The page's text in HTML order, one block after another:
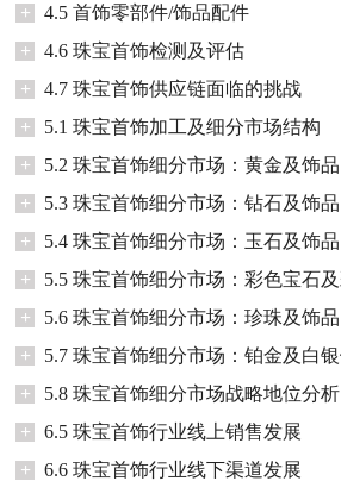
+
4.5 首饰零部件/饰品配件
+
4.6 珠宝首饰检测及评估
+
4.7 珠宝首饰供应链面临的挑战
+
5.1 珠宝首饰加工及细分市场结构
+
5.2 珠宝首饰细分市场：黄金及饰品
+
5.3 珠宝首饰细分市场：钻石及饰品
+
5.4 珠宝首饰细分市场：玉石及饰品
+
5.5 珠宝首饰细分市场：彩色宝石
+
5.6 珠宝首饰细分市场：珍珠及饰品
+
5.7 珠宝首饰细分市场：铂金及白
+
5.8 珠宝首饰细分市场战略地位分析
+
6.5 珠宝首饰行业线上销售发展
+
6.6 珠宝首饰行业线下渠道发展